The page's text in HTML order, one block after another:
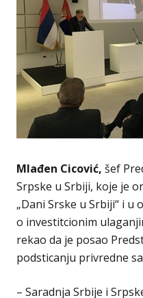
Mlađen Cicović, šef
Srpske u Srbiji, koje je
„Dani Srske u Srbiji“ i
o investitcionim
rekao da je posao
podsticanju privredne
– Saradnja Srbije i